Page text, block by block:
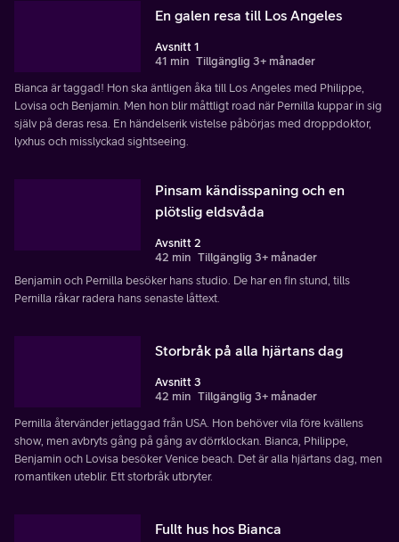
En galen resa till Los Angeles
Avsnitt 1
41 min Tillgänglig 3+ månader
Bianca är taggad! Hon ska äntligen åka till Los Angeles med Philippe,
Lovisa och Benjamin. Men hon blir måttligt road när Pernilla kuppar in sig
själv på deras resa. En händelserik vistelse påbörjas med droppdoktor,
lyxhus och misslyckad sightseeing.
Pinsam kändisspaning och en
plötslig eldsvåda
Avsnitt 2
42 min Tillgänglig 3+ månader
Benjamin och Pernilla besöker hans studio. De har en fin stund, tills
Pernilla råkar radera hans senaste låttext.
Storbråk på alla hjärtans dag
Avsnitt 3
42 min Tillgänglig 3+ månader
Pernilla återvänder jetlaggad från USA. Hon behöver vila före kvällens
show, men avbryts gång på gång av dörrklockan. Bianca, Philippe,
Benjamin och Lovisa besöker Venice beach. Det är alla hjärtans dag, men
romantiken uteblir. Ett storbråk utbryter.
Fullt hus hos Bianca